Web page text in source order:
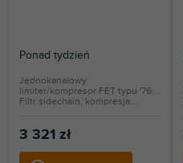
Ponad tydzień
3 321 zł
Jednokanałowy
limiter/kompresor FET typu '76.
Filtr sidechain, kompresja...